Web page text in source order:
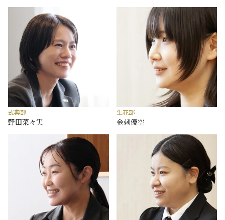
式典部
野田菜々実
生花部
金刺優空